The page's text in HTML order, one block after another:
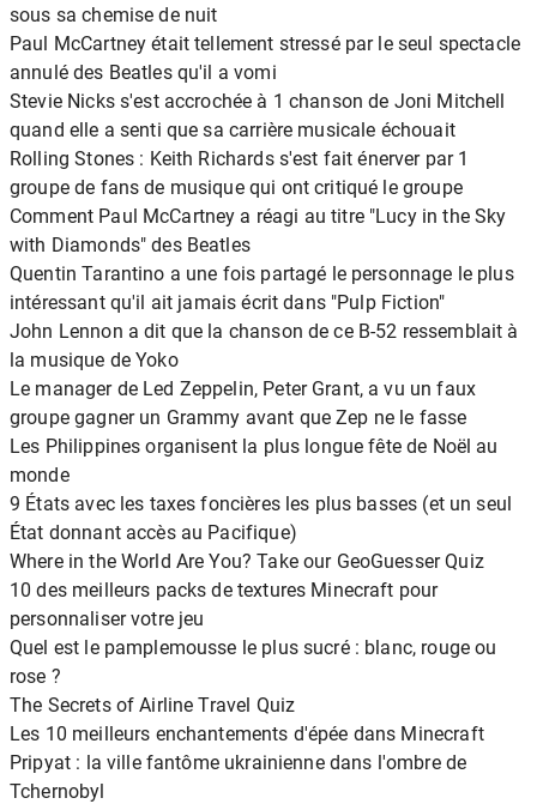
sous sa chemise de nuit
Paul McCartney était tellement stressé par le seul spectacle
annulé des Beatles qu'il a vomi
Stevie Nicks s'est accrochée à 1 chanson de Joni Mitchell
quand elle a senti que sa carrière musicale échouait
Rolling Stones : Keith Richards s'est fait énerver par 1
groupe de fans de musique qui ont critiqué le groupe
Comment Paul McCartney a réagi au titre "Lucy in the Sky
with Diamonds" des Beatles
Quentin Tarantino a une fois partagé le personnage le plus
intéressant qu'il ait jamais écrit dans "Pulp Fiction"
John Lennon a dit que la chanson de ce B-52 ressemblait à
la musique de Yoko
Le manager de Led Zeppelin, Peter Grant, a vu un faux
groupe gagner un Grammy avant que Zep ne le fasse
Les Philippines organisent la plus longue fête de Noël au
monde
9 États avec les taxes foncières les plus basses (et un seul
État donnant accès au Pacifique)
Where in the World Are You? Take our GeoGuesser Quiz
10 des meilleurs packs de textures Minecraft pour
personnaliser votre jeu
Quel est le pamplemousse le plus sucré : blanc, rouge ou
rose ?
The Secrets of Airline Travel Quiz
Les 10 meilleurs enchantements d'épée dans Minecraft
Pripyat : la ville fantôme ukrainienne dans l'ombre de
Tchernobyl